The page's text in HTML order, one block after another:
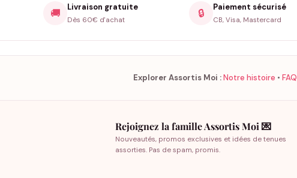
🚚 Livraison gratuite
Dès 60€ d'achat
🔒 Paiement sécurisé
CB, Visa, Mastercard
Explorer Assortis Moi :Notre histoire • FAQ
Rejoignez la famille Assortis Moi 💌
Nouveautés, promos exclusives et idées de tenues
assorties. Pas de spam, promis.